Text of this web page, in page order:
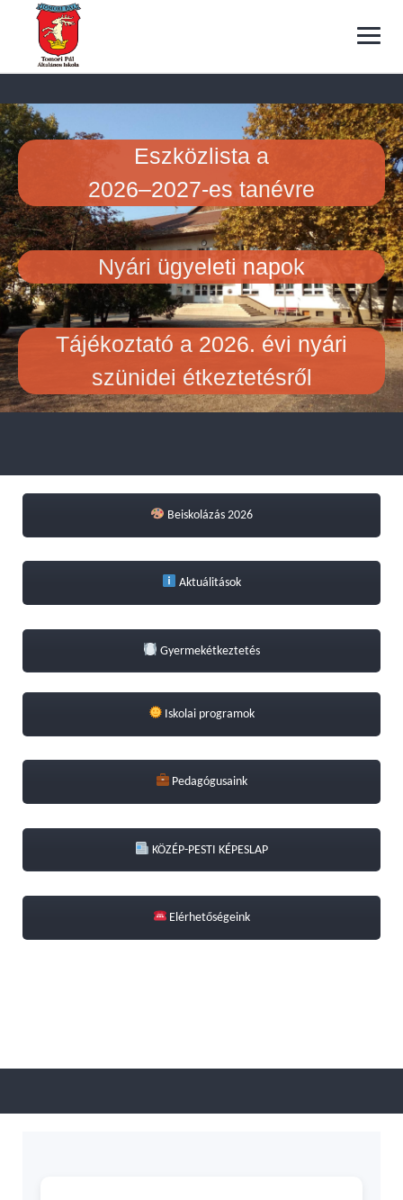
content
Eszközlista a
2026–2027-es tanévre
Nyári ügyeleti napok
Tájékoztató a 2026. évi nyári
szünidei étkeztetésről
Beiskolázás 2026
Aktuálitások
Gyermekétkeztetés
Iskolai programok
Pedagógusaink
KÖZÉP-PESTI KÉPESLAP
Elérhetőségeink